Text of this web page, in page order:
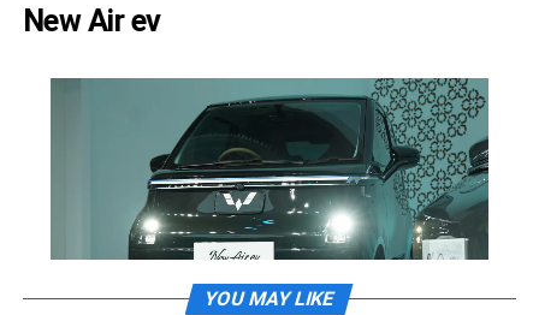
New Air ev
YOU MAY LIKE